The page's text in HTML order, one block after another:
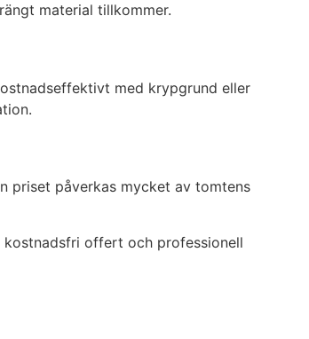
material tillkommer.
med krypgrund eller
priset påverkas mycket av tomtens
offert och professionell